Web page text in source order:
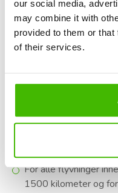
our social media,
may combine it with
provided to them or
of their services.
flyavstand og den
avhengig av
For alle flyvninger
1500 kilometer og